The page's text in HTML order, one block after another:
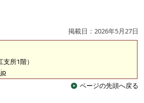
掲載日：2026年5月27日
所1階）
ページの先頭へ戻る